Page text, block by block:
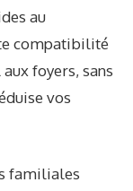
au
compatibilité
foyers, sans
vos
familiales